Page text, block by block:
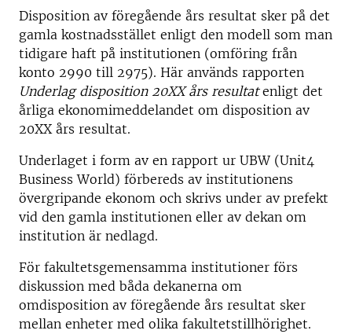
Disposition av föregående års resultat sker på det
gamla kostnadsstället enligt den modell som man
tidigare haft på institutionen (omföring från
konto 2990 till 2975). Här används rapporten
Underlag disposition 20XX års resultatenligt det
årliga ekonomimeddelandet om disposition av
20XX års resultat.
Underlaget i form av en rapport ur UBW (Unit4
Business World) förbereds av institutionens
övergripande ekonom och skrivs under av prefekt
vid den gamla institutionen eller av dekan om
institution är nedlagd.
För fakultetsgemensamma institutioner förs
diskussion med båda dekanerna om
omdisposition av föregående års resultat sker
mellan enheter med olika fakultetstillhörighet.